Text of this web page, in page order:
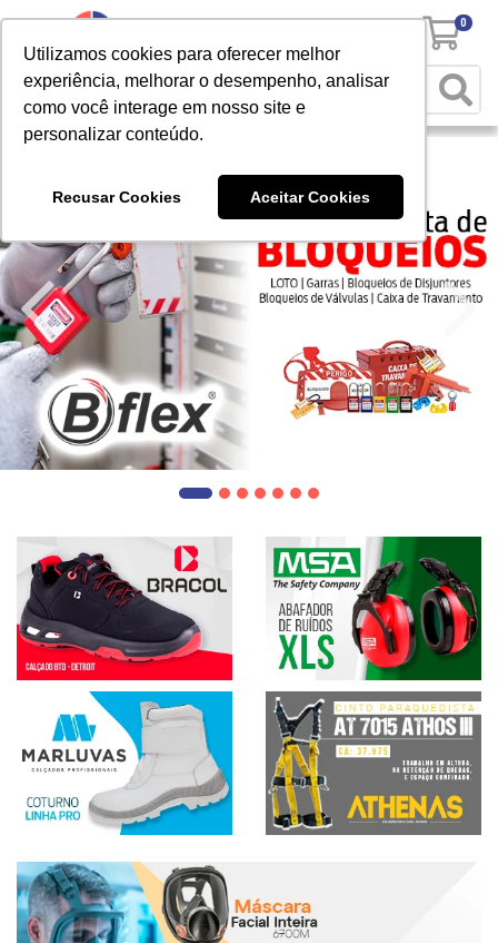
Utilizamos cookies para oferecer melhor
experiência, melhorar o desempenho, analisar
como você interage em nosso site e
personalizar conteúdo.
Recusar Cookies Aceitar Cookies
0